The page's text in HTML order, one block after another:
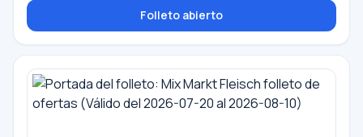
Folleto abierto